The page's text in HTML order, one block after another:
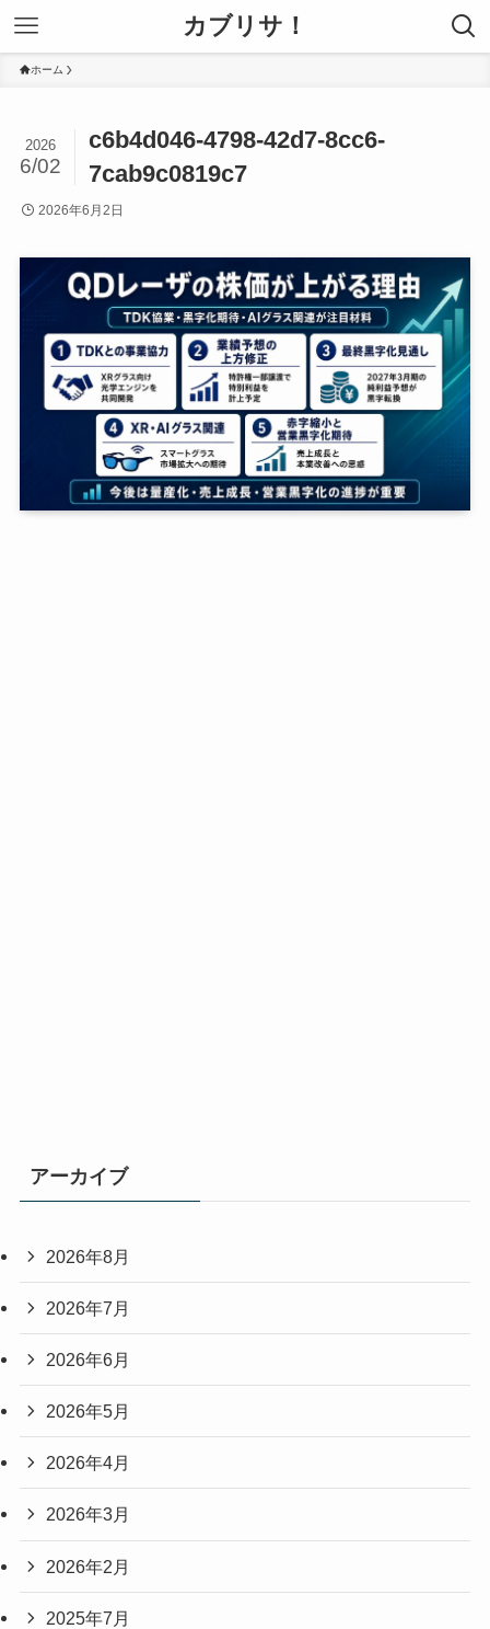
カブリサ！
ホーム
c6b4d046-4798-42d7-8cc6-
7cab9c0819c7
2026
6/02
2026年6月2日
アーカイブ
2026年8月
2026年7月
2026年6月
2026年5月
2026年4月
2026年3月
2026年2月
2025年7月